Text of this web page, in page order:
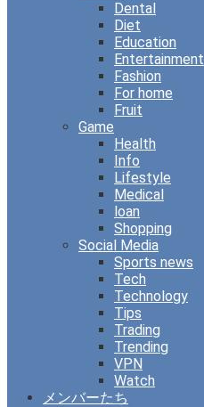
Dental
Diet
Education
Entertainment
Fashion
For home
Fruit
Game
Health
Info
Lifestyle
Medical
loan
Shopping
Social Media
Sports news
Tech
Technology
Tips
Trading
Trending
VPN
Watch
メンバーたち